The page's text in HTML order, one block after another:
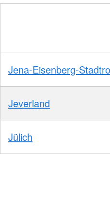
Jena-Eisenberg-
Jeverland
Jülich